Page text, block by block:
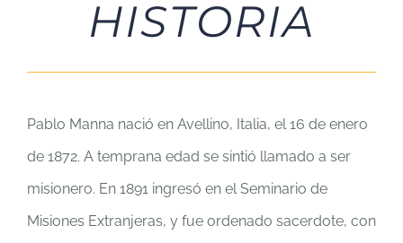
HISTORIA
Pablo Manna nació en Avellino, Italia, el 16 de enero
de 1872. A temprana edad se sintió llamado a ser
misionero. En 1891 ingresó en el Seminario de
Misiones Extranjeras, y fue ordenado sacerdote, con